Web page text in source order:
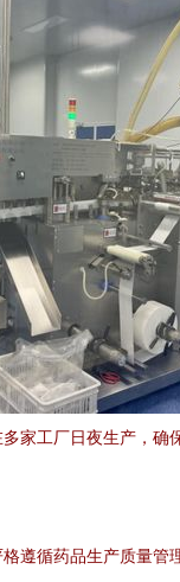
家工厂日夜生产，
遵循药品生产质量